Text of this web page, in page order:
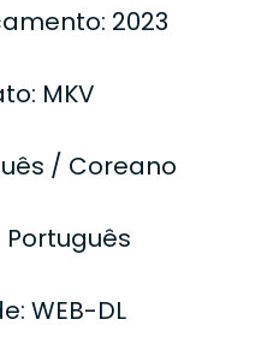
2023
MKV
/ Coreano
Português
WEB-DL